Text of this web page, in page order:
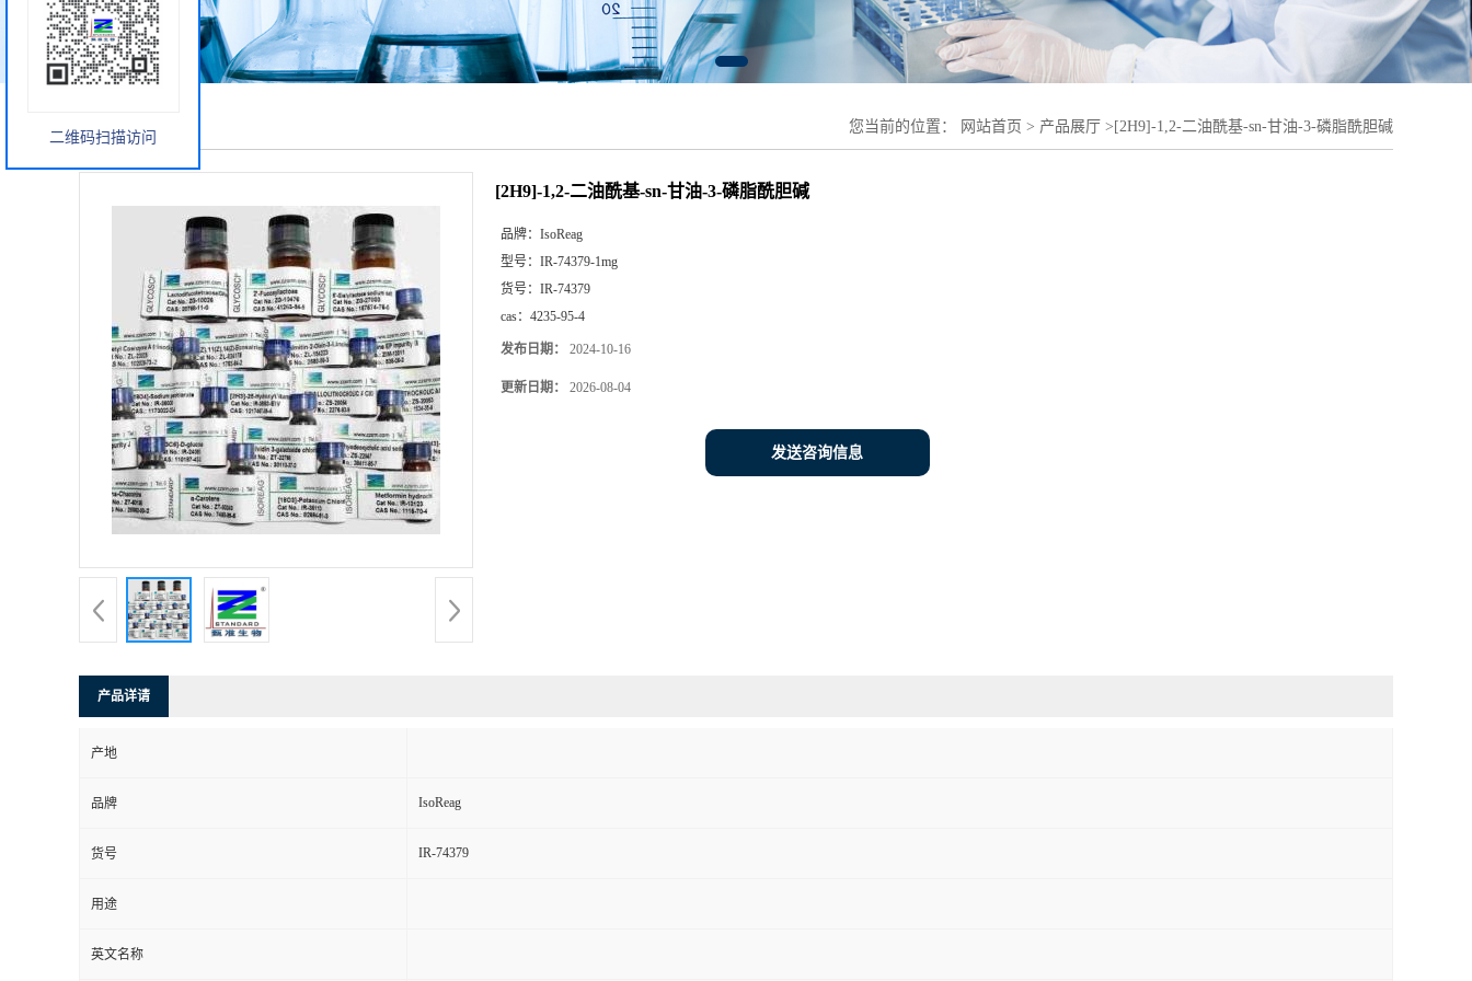
产品展厅 您当前的位置： 网站首页 > 产品展厅 > [2H9]-1,2-二油酰基-sn-甘油-3-磷脂酰胆碱
[2H9]-1,2-二油酰基-sn-甘油-3-磷脂酰胆碱
品牌： IsoReag
型号： IR-74379-1mg
货号： IR-74379
cas： 4235-95-4
发布日期： 2024-10-16
更新日期： 2026-08-04
发送咨询信息
产品详请
产地
品牌 IsoReag
货号 IR-74379
用途
英文名称
二维码扫描访问